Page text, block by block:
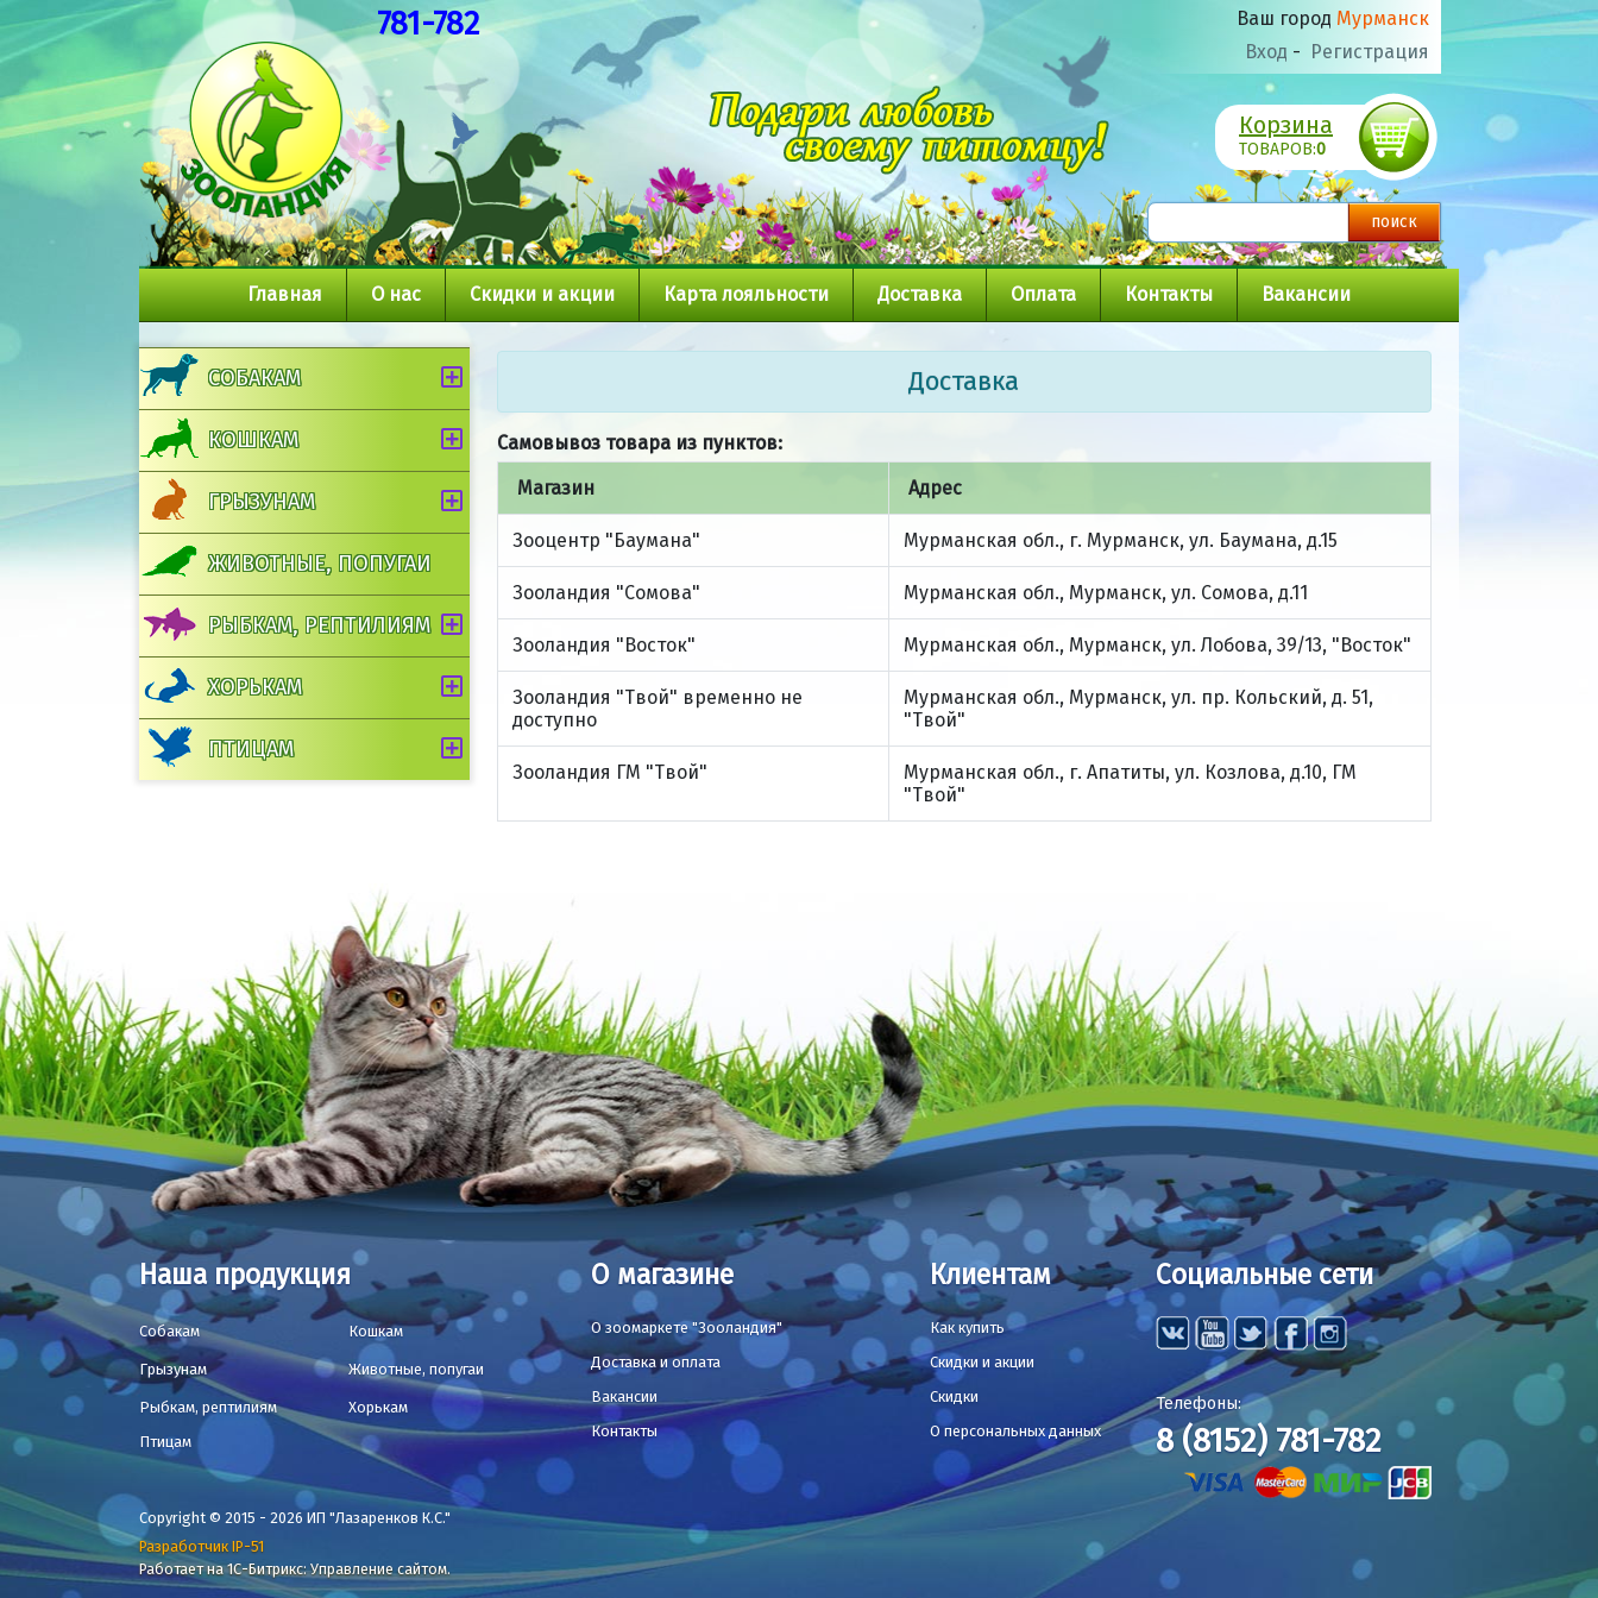
781-782 Ваш город Мурманск
Вход - Регистрация
Корзина
ТОВАРОВ:0
Главная О нас Скидки и акции Карта лояльности Доставка Оплата Контакты Вакансии
СОБАКАМ
КОШКАМ
ГРЫЗУНАМ
ЖИВОТНЫЕ, ПОПУГАИ
РЫБКАМ, РЕПТИЛИЯМ
ХОРЬКАМ
ПТИЦАМ
Доставка
Самовывоз товара из пунктов:
Магазин
Адрес
Зооцентр "Баумана" Мурманская обл., г. Мурманск, ул. Баумана, д.15
Зооландия "Сомова" Мурманская обл., Мурманск, ул. Сомова, д.11
Зооландия "Восток" Мурманская обл., Мурманск, ул. Лобова, 39/13, "Восток"
Зооландия "Твой" временно не
доступно
Мурманская обл., Мурманск, ул. пр. Кольский, д. 51,
"Твой"
Зооландия ГМ "Твой"
Мурманская обл., г. Апатиты, ул. Козлова, д.10, ГМ
"Твой"
Наша продукция
Собакам Кошкам
Грызунам Животные, попугаи
Рыбкам, рептилиям
Хорькам
Птицам
О магазине
О зоомаркете "Зооландия"
Доставка и оплата
Вакансии
Контакты
Клиентам
Как купить
Скидки и акции
Скидки
О персональных данных
Социальные сети
Телефоны:
8 (8152) 781-782
Copyright © 2015 - 2026 ИП "Лазаренков К.С."
Разработчик IP-51
Работает на 1С-Битрикс: Управление сайтом.